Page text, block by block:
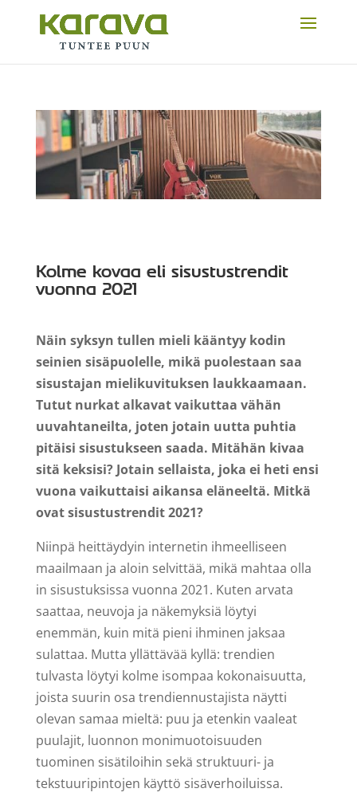
Kolme kovaa eli sisustustrendit
vuonna 2021
Näin syksyn tullen mieli kääntyy kodin
seinien sisäpuolelle, mikä puolestaan saa
sisustajan mielikuvituksen laukkaamaan.
Tutut nurkat alkavat vaikuttaa vähän
uuvahtaneilta, joten jotain uutta puhtia
pitäisi sisustukseen saada. Mitähän kivaa
sitä keksisi? Jotain sellaista, joka ei heti ensi
vuona vaikuttaisi aikansa eläneeltä. Mitkä
ovat sisustustrendit 2021?
Niinpä heittäydyin internetin ihmeelliseen
maailmaan ja aloin selvittää, mikä mahtaa olla
in sisustuksissa vuonna 2021. Kuten arvata
saattaa, neuvoja ja näkemyksiä löytyi
enemmän, kuin mitä pieni ihminen jaksaa
sulattaa. Mutta yllättävää kyllä: trendien
tulvasta löytyi kolme isompaa kokonaisuutta,
joista suurin osa trendiennustajista näytti
olevan samaa mieltä: puu ja etenkin vaaleat
puulajit, luonnon monimuotoisuuden
tuominen sisätiloihin sekä struktuuri- ja
tekstuuripintojen käyttö sisäverhoiluissa.